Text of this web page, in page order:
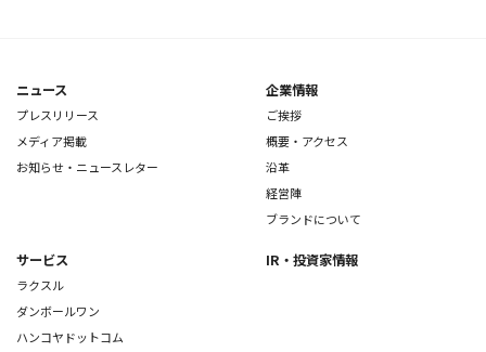
ニュース
プレスリリース
メディア掲載
お知らせ・ニュースレター
企業情報
ご挨拶
概要・アクセス
沿革
経営陣
ブランドについて
サービス
ラクスル
ダンボールワン
ハンコヤドットコム
IR・投資家情報